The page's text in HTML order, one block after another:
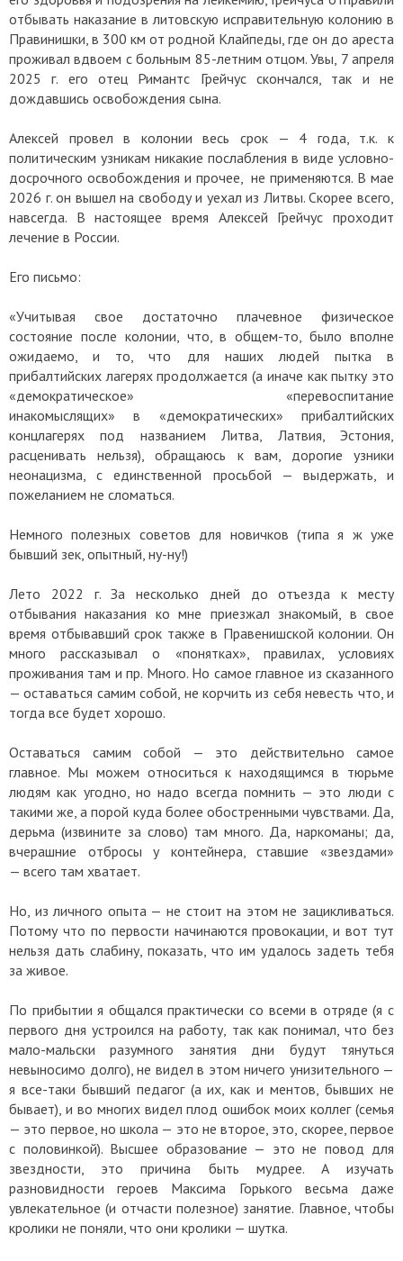
отбывать наказание в литовскую исправительную колонию в
Правинишки, в 300 км от родной Клайпеды, где он до ареста
проживал вдвоем с больным 85-летним отцом. Увы, 7 апреля
2025 г. его отец Римантс Грейчус скончался, так и не
дождавшись освобождения сына.
Алексей провел в колонии весь срок — 4 года, т.к. к
политическим узникам никакие послабления в виде условно-
досрочного освобождения и прочее, не применяются. В мае
2026 г. он вышел на свободу и уехал из Литвы. Скорее всего,
навсегда. В настоящее время Алексей Грейчус проходит
лечение в России.
Его письмо:
«Учитывая свое достаточно плачевное физическое
состояние после колонии, что, в общем-то, было вполне
ожидаемо, и то, что для наших людей пытка в
прибалтийских лагерях продолжается (а иначе как пытку это
«демократическое» «перевоспитание
инакомыслящих» в «демократических» прибалтийских
концлагерях под названием Литва, Латвия, Эстония,
расценивать нельзя), обращаюсь к вам, дорогие узники
неонацизма, с единственной просьбой — выдержать, и
пожеланием не сломаться.
Немного полезных советов для новичков (типа я ж уже
бывший зек, опытный, ну-ну!)
Лето 2022 г. За несколько дней до отъезда к месту
отбывания наказания ко мне приезжал знакомый, в свое
время отбывавший срок также в Правенишской колонии. Он
много рассказывал о «понятках», правилах, условиях
проживания там и пр. Много. Но самое главное из сказанного
— оставаться самим собой, не корчить из себя невесть что, и
тогда все будет хорошо.
Оставаться самим собой — это действительно самое
главное. Мы можем относиться к находящимся в тюрьме
людям как угодно, но надо всегда помнить — это люди с
такими же, а порой куда более обостренными чувствами. Да,
дерьма (извините за слово) там много. Да, наркоманы; да,
вчерашние отбросы у контейнера, ставшие «звездами»
— всего там хватает.
Но, из личного опыта — не стоит на этом не зацикливаться.
Потому что по первости начинаются провокации, и вот тут
нельзя дать слабину, показать, что им удалось задеть тебя
за живое.
По прибытии я общался практически со всеми в отряде (я с
первого дня устроился на работу, так как понимал, что без
мало-мальски разумного занятия дни будут тянуться
невыносимо долго), не видел в этом ничего унизительного —
я все-таки бывший педагог (а их, как и ментов, бывших не
бывает), и во многих видел плод ошибок моих коллег (семья
— это первое, но школа — это не второе, это, скорее, первое
с половинкой). Высшее образование — это не повод для
звездности, это причина быть мудрее. А изучать
разновидности героев Максима Горького весьма даже
увлекательное (и отчасти полезное) занятие. Главное, чтобы
кролики не поняли, что они кролики — шутка.